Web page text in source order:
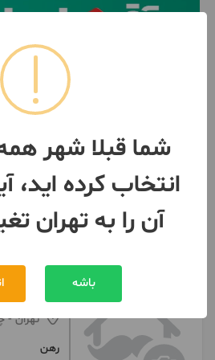
۵۳ متر فست فود چهاردیواری
تهران-
رهن
شما قبلا شهر
انتخاب کرده اید،
آن را به تهران
باشه